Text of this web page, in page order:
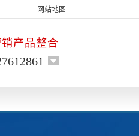
网站地图
产品整合